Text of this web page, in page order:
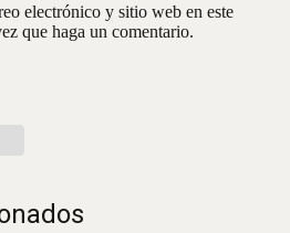
electrónico y sitio web en este
que haga un comentario.